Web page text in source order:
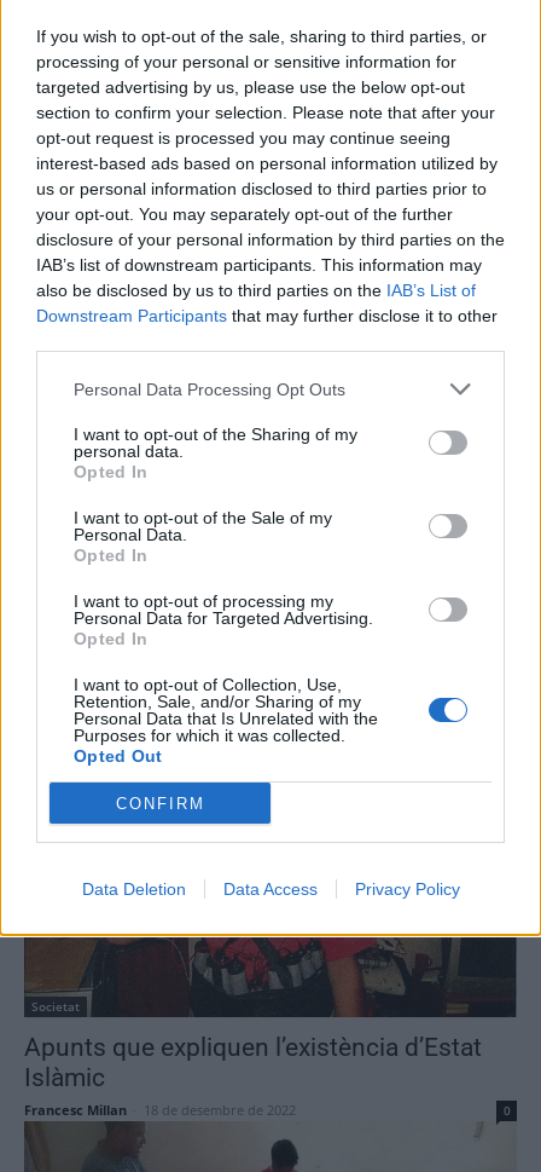
If you wish to opt-out of the sale, sharing to third parties, or
processing of your personal or sensitive information for
targeted advertising by us, please use the below opt-out
section to confirm your selection. Please note that after your
opt-out request is processed you may continue seeing
interest-based ads based on personal information utilized by
us or personal information disclosed to third parties prior to
your opt-out. You may separately opt-out of the further
disclosure of your personal information by third parties on the
IAB’s list of downstream participants. This information may
also be disclosed by us to third parties on the IAB’s List of
Downstream Participants that may further disclose it to other
Personal Data Processing Opt Outs
I want to opt-out of the Sharing of my
personal data.
Opted In
I want to opt-out of the Sale of my
Personal Data.
Opted In
I want to opt-out of processing my
Personal Data for Targeted Advertising.
Opted In
I want to opt-out of Collection, Use,
Retention, Sale, and/or Sharing of my
Personal Data that Is Unrelated with the
Purposes for which it was collected.
Opted Out
CONFIRM
Data Deletion Data Access Privacy Policy
Política
La CUP Tortosa decidix en una assemblea
oberta tornar-se a presentar a les eleccions
locals
Sense categoria
Montcaro als Ports de Beseit per demanar
l’alliberament de Carme Forcadell
Francesc Millan - 13 d'octubre de 2018
Societat
Apunts que expliquen l’existència d’Estat
Islàmic
Francesc Millan 18 de desembre de 2022 0